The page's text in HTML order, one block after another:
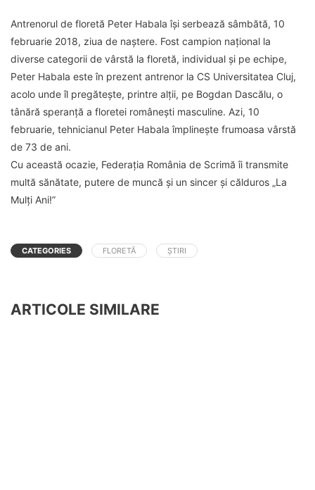
Antrenorul de floretă Peter Habala își serbează sâmbătă, 10
februarie 2018, ziua de naștere. Fost campion național la
diverse categorii de vârstă la floretă, individual și pe echipe,
Peter Habala este în prezent antrenor la CS Universitatea Cluj,
acolo unde îl pregătește, printre alții, pe Bogdan Dascălu, o
tânără speranță a floretei românești masculine. Azi, 10
februarie, tehnicianul Peter Habala împlinește frumoasa vârstă
de 73 de ani.
Cu această ocazie, Federația România de Scrimă îi transmite
multă sănătate, putere de muncă și un sincer și călduros „La
Mulți Ani!”
CATEGORIES FLORETĂ ȘTIRI
ARTICOLE SIMILARE